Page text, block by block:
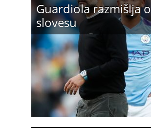
Guardiola razmišlja o
slovesu